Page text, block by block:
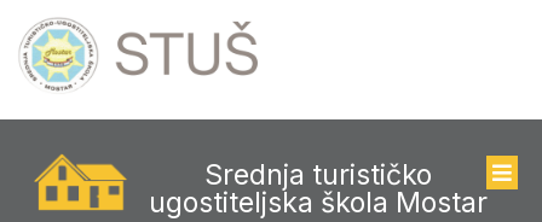
Srednja turističko
ugostiteljska škola Mostar